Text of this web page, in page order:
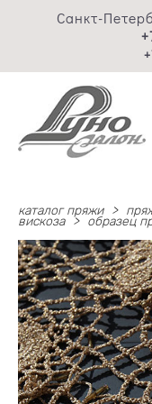
Санкт-
каталог пряжи >
вискоза
> образец